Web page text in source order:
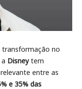
no
Disneytem
entre as
e 35% das